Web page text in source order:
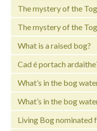
The mystery of the
The mystery of the
What is a raised bog?
Cad é portach
What’s in the bog
What’s in the bog
Living Bog nominated